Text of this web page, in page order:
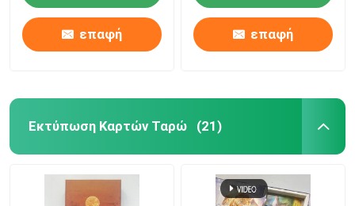
επαφή επαφή
Εκτύπωση Καρτών Ταρώ (21)